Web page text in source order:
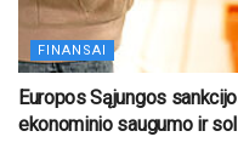
FINANSAI
Europos Sąjungos
ekonominio saugumo ir